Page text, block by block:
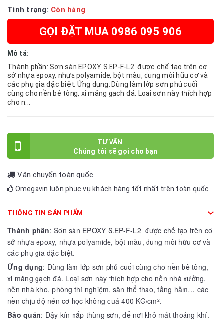
Tình trạng: Còn hàng
GỌI ĐẶT MUA 0986 095 906
Mô tả:
Thành phần: Sơn sàn EPOXY S.EP-F-L2 được chế tạo trên cơ
sở nhựa epoxy, nhựa polyamide, bột màu, dung môi hữu cơ và
các phụ gia đặc biệt. Ứng dụng: Dùng làm lớp sơn phủ cuối
cùng cho nền bê tông, xi măng gạch đá. Loại sơn này thích hợp
cho n...
TƯ VẤN
Vận chuyển toàn quốc
Omegavin luôn phục vụ khách hàng tốt nhất trên toàn quốc.
THÔNG TIN SẢN PHẨM
Thành phần: Sơn sàn EPOXY S.EP-F-L2 được chế tạo trên cơ
sở nhựa epoxy, nhựa polyamide, bột màu, dung môi hữu cơ và
các phụ gia đặc biệt.
Ứng dụng: Dùng làm lớp sơn phủ cuối cùng cho nền bê tông,
xi măng gạch đá. Loại sơn này thích hợp cho nền nhà xưởng,
nền nhà kho, phòng thí nghiệm, sân thể thao, tầng hầm… các
nền chịu độ nén cơ học không quá 400 KG/cm2.
Bảo quản: Đậy kín nắp thùng sơn, để nơi khô mát thoáng khí.